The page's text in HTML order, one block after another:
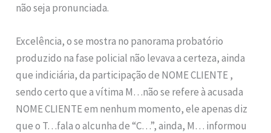
não seja pronunciada.
Excelência, o se mostra no panorama probatório
produzido na fase policial não levava a certeza, ainda
que indiciária, da participação de NOME CLIENTE ,
sendo certo que a vítima M…não se refere à acusada
NOME CLIENTE em nenhum momento, ele apenas diz
que o T…fala o alcunha de “C…”, ainda, M… informou